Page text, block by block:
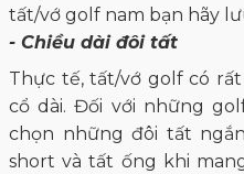
tất/vớ golf nam bạn hãy
- Chiều dài đôi tất
Thực tế, tất/vớ golf có
cổ dài. Đối với những
chọn những đôi tất
short và tất ống khi